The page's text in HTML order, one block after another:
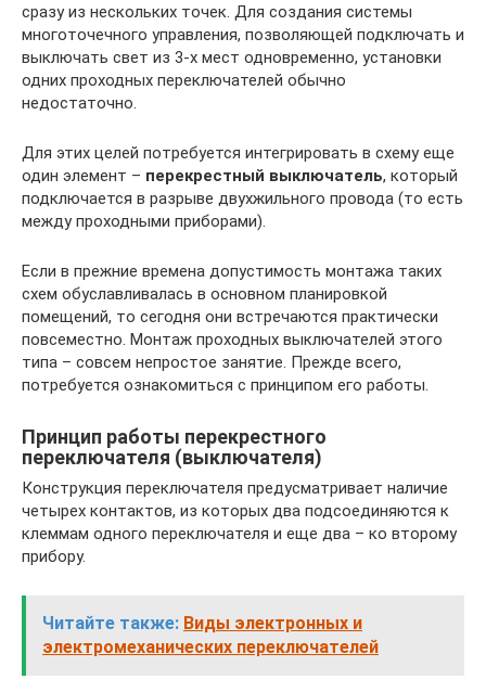
сразу из нескольких точек. Для создания системы
многоточечного управления, позволяющей подключать и
выключать свет из 3-х мест одновременно, установки
одних проходных переключателей обычно
недостаточно.
Для этих целей потребуется интегрировать в схему еще
один элемент – перекрестный выключатель, который
подключается в разрыве двухжильного провода (то есть
между проходными приборами).
Если в прежние времена допустимость монтажа таких
схем обуславливалась в основном планировкой
помещений, то сегодня они встречаются практически
повсеместно. Монтаж проходных выключателей этого
типа – совсем непростое занятие. Прежде всего,
потребуется ознакомиться с принципом его работы.
Принцип работы перекрестного
переключателя (выключателя)
Конструкция переключателя предусматривает наличие
четырех контактов, из которых два подсоединяются к
клеммам одного переключателя и еще два – ко второму
прибору.
Читайте также: Виды электронных и
электромеханических переключателей